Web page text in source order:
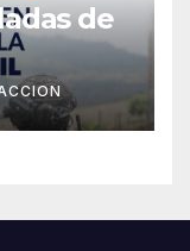
de